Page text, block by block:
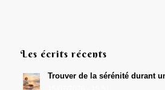
Les écrits récents
Trouver de la sérénité durant